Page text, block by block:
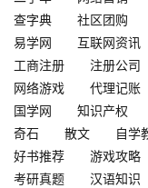
查字典
社区团购
易学网
互联网资讯
工商注册
注册公司
网络游戏
代理记账
国学网
知识产权
奇石
散文 自学
好书推荐
游戏攻略
考研真题
汉语知识